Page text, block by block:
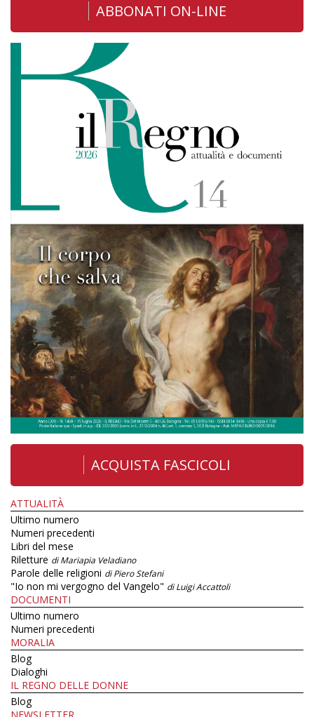
ABBONATI ON-LINE
ACQUISTA FASCICOLI
ATTUALITÀ
Ultimo numero
Numeri precedenti
Libri del mese
Riletture di Mariapia Veladiano
Parole delle religioni di Piero Stefani
"Io non mi vergogno del Vangelo" di Luigi Accattoli
DOCUMENTI
Ultimo numero
Numeri precedenti
MORALIA
Blog
Dialoghi
IL REGNO DELLE DONNE
Blog